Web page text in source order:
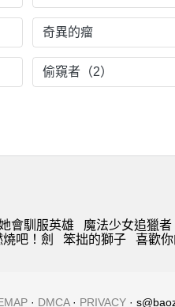
奇異的瘤
偷窺者（2）
會馴服英雄 魔法少女追獵者
燒吧！劍 笨拙的獅子 喜歡
· DMCA· PRIVACY ·